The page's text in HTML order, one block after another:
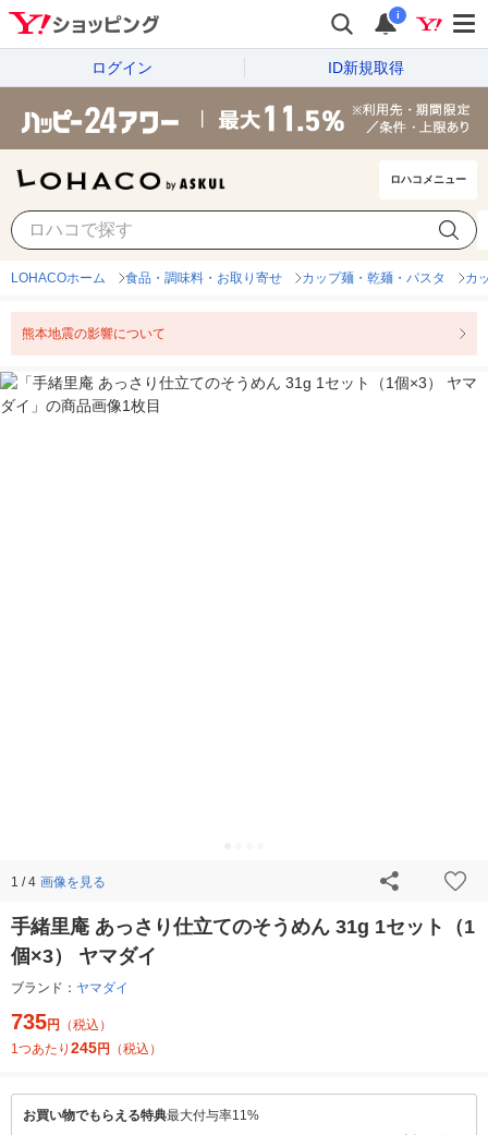
i
ログイン ID新規取得
ロハコメニュー
LOHACOホーム 食品・調味料・お取り寄せ カップ麺・乾麺・パスタ カ
熊本地震の影響について
1 / 4 画像を見る
手緒里庵 あっさり仕立てのそうめん 31g 1セット（1
個×3） ヤマダイ
ブランド： ヤマダイ
735円
（税込）
1つあたり 245円 （税込）
お買い物でもらえる特典最大付与率11%